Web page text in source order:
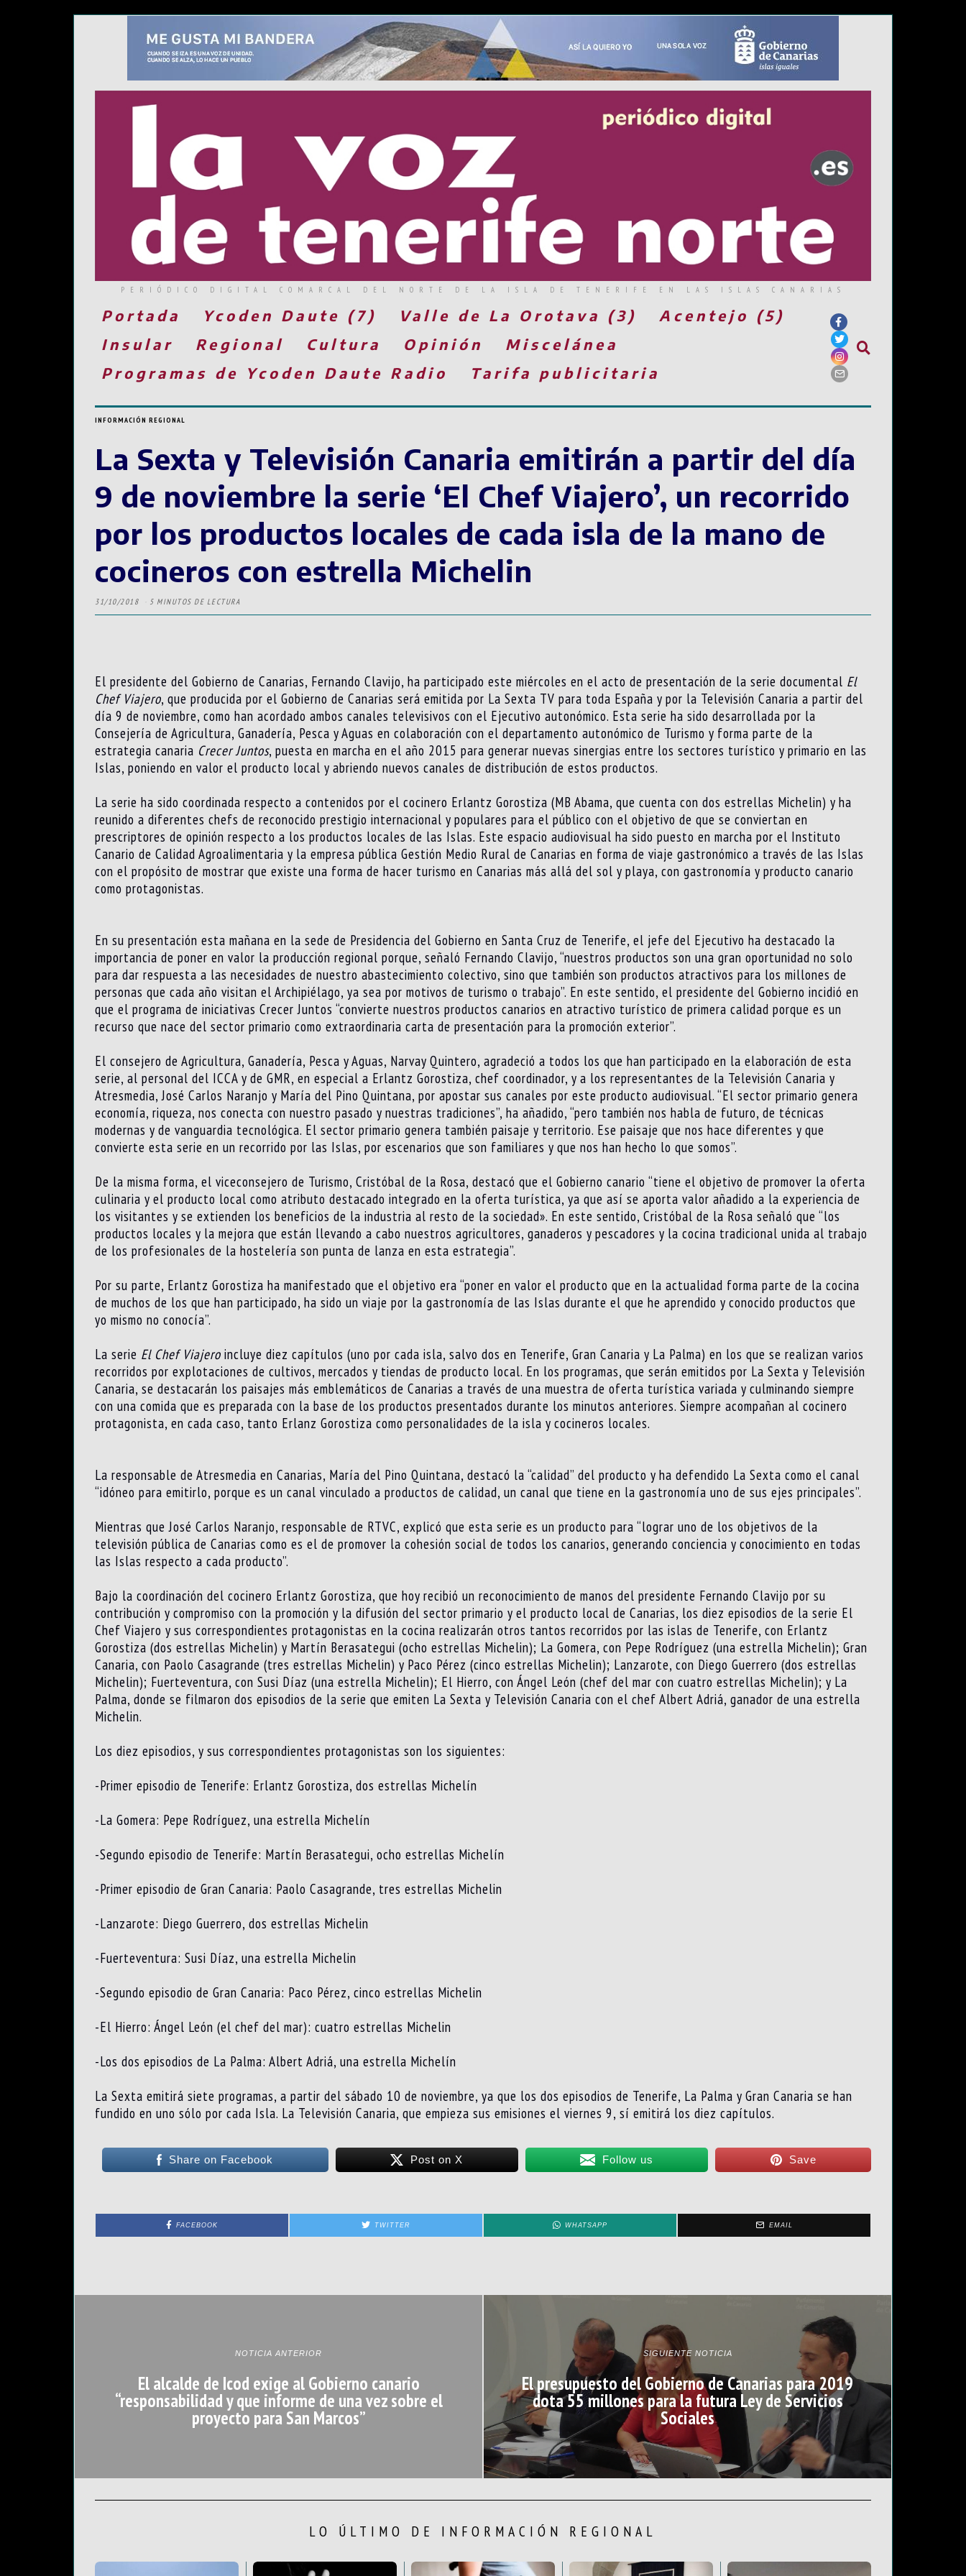
PERIÓDICO DIGITAL COMARCAL DEL NORTE DE LA ISLA DE TENERIFE EN LAS ISLAS CANARIAS
Portada Ycoden Daute (7) Valle de La Orotava (3)
Acentejo (5)
Insular
Regional Cultura Opinión
Miscelánea
Programas de Ycoden Daute Radio
Tarifa publicitaria
INFORMACIÓN REGIONAL
La Sexta y Televisión Canaria emitirán a partir del día
9 de noviembre la serie ‘El Chef Viajero’, un recorrido
por los productos locales de cada isla de la mano de
cocineros con estrella Michelin
31/10/2018 5 MINUTOS DE LECTURA
El presidente del Gobierno de Canarias, Fernando Clavijo, ha participado este miércoles en el acto de presentación de la serie documental El
Chef Viajero, que producida por el Gobierno de Canarias será emitida por La Sexta TV para toda España y por la Televisión Canaria a partir del
día 9 de noviembre, como han acordado ambos canales televisivos con el Ejecutivo autonómico. Esta serie ha sido desarrollada por la
Consejería de Agricultura, Ganadería, Pesca y Aguas en colaboración con el departamento autonómico de Turismo y forma parte de la
estrategia canaria Crecer Juntos, puesta en marcha en el año 2015 para generar nuevas sinergias entre los sectores turístico y primario en las
Islas, poniendo en valor el producto local y abriendo nuevos canales de distribución de estos productos.
La serie ha sido coordinada respecto a contenidos por el cocinero Erlantz Gorostiza (MB Abama, que cuenta con dos estrellas Michelin) y ha
reunido a diferentes chefs de reconocido prestigio internacional y populares para el público con el objetivo de que se conviertan en
prescriptores de opinión respecto a los productos locales de las Islas. Este espacio audiovisual ha sido puesto en marcha por el Instituto
Canario de Calidad Agroalimentaria y la empresa pública Gestión Medio Rural de Canarias en forma de viaje gastronómico a través de las Islas
con el propósito de mostrar que existe una forma de hacer turismo en Canarias más allá del sol y playa, con gastronomía y producto canario
como protagonistas.
En su presentación esta mañana en la sede de Presidencia del Gobierno en Santa Cruz de Tenerife, el jefe del Ejecutivo ha destacado la
importancia de poner en valor la producción regional porque, señaló Fernando Clavijo, “nuestros productos son una gran oportunidad no solo
para dar respuesta a las necesidades de nuestro abastecimiento colectivo, sino que también son productos atractivos para los millones de
personas que cada año visitan el Archipiélago, ya sea por motivos de turismo o trabajo”. En este sentido, el presidente del Gobierno incidió en
que el programa de iniciativas Crecer Juntos “convierte nuestros productos canarios en atractivo turístico de primera calidad porque es un
recurso que nace del sector primario como extraordinaria carta de presentación para la promoción exterior”.
El consejero de Agricultura, Ganadería, Pesca y Aguas, Narvay Quintero, agradeció a todos los que han participado en la elaboración de esta
serie, al personal del ICCA y de GMR, en especial a Erlantz Gorostiza, chef coordinador, y a los representantes de la Televisión Canaria y
Atresmedia, José Carlos Naranjo y María del Pino Quintana, por apostar sus canales por este producto audiovisual. “El sector primario genera
economía, riqueza, nos conecta con nuestro pasado y nuestras tradiciones”, ha añadido, “pero también nos habla de futuro, de técnicas
modernas y de vanguardia tecnológica. El sector primario genera también paisaje y territorio. Ese paisaje que nos hace diferentes y que
convierte esta serie en un recorrido por las Islas, por escenarios que son familiares y que nos han hecho lo que somos”.
De la misma forma, el viceconsejero de Turismo, Cristóbal de la Rosa, destacó que el Gobierno canario “tiene el objetivo de promover la oferta
culinaria y el producto local como atributo destacado integrado en la oferta turística, ya que así se aporta valor añadido a la experiencia de
los visitantes y se extienden los beneficios de la industria al resto de la sociedad». En este sentido, Cristóbal de la Rosa señaló que “los
productos locales y la mejora que están llevando a cabo nuestros agricultores, ganaderos y pescadores y la cocina tradicional unida al trabajo
de los profesionales de la hostelería son punta de lanza en esta estrategia”.
Por su parte, Erlantz Gorostiza ha manifestado que el objetivo era “poner en valor el producto que en la actualidad forma parte de la cocina
de muchos de los que han participado, ha sido un viaje por la gastronomía de las Islas durante el que he aprendido y conocido productos que
yo mismo no conocía”.
La serie El Chef Viajero incluye diez capítulos (uno por cada isla, salvo dos en Tenerife, Gran Canaria y La Palma) en los que se realizan varios
recorridos por explotaciones de cultivos, mercados y tiendas de producto local. En los programas, que serán emitidos por La Sexta y Televisión
Canaria, se destacarán los paisajes más emblemáticos de Canarias a través de una muestra de oferta turística variada y culminando siempre
con una comida que es preparada con la base de los productos presentados durante los minutos anteriores. Siempre acompañan al cocinero
protagonista, en cada caso, tanto Erlanz Gorostiza como personalidades de la isla y cocineros locales.
La responsable de Atresmedia en Canarias, María del Pino Quintana, destacó la “calidad” del producto y ha defendido La Sexta como el canal
“idóneo para emitirlo, porque es un canal vinculado a productos de calidad, un canal que tiene en la gastronomía uno de sus ejes principales”.
Mientras que José Carlos Naranjo, responsable de RTVC, explicó que esta serie es un producto para “lograr uno de los objetivos de la
televisión pública de Canarias como es el de promover la cohesión social de todos los canarios, generando conciencia y conocimiento en todas
las Islas respecto a cada producto”.
Bajo la coordinación del cocinero Erlantz Gorostiza, que hoy recibió un reconocimiento de manos del presidente Fernando Clavijo por su
contribución y compromiso con la promoción y la difusión del sector primario y el producto local de Canarias, los diez episodios de la serie El
Chef Viajero y sus correspondientes protagonistas en la cocina realizarán otros tantos recorridos por las islas de Tenerife, con Erlantz
Gorostiza (dos estrellas Michelin) y Martín Berasategui (ocho estrellas Michelin); La Gomera, con Pepe Rodríguez (una estrella Michelin); Gran
Canaria, con Paolo Casagrande (tres estrellas Michelin) y Paco Pérez (cinco estrellas Michelin); Lanzarote, con Diego Guerrero (dos estrellas
Michelin); Fuerteventura, con Susi Díaz (una estrella Michelin); El Hierro, con Ángel León (chef del mar con cuatro estrellas Michelin); y La
Palma, donde se filmaron dos episodios de la serie que emiten La Sexta y Televisión Canaria con el chef Albert Adriá, ganador de una estrella
Michelin.
Los diez episodios, y sus correspondientes protagonistas son los siguientes:
-Primer episodio de Tenerife: Erlantz Gorostiza, dos estrellas Michelín
-La Gomera: Pepe Rodríguez, una estrella Michelín
-Segundo episodio de Tenerife: Martín Berasategui, ocho estrellas Michelín
-Primer episodio de Gran Canaria: Paolo Casagrande, tres estrellas Michelin
-Lanzarote: Diego Guerrero, dos estrellas Michelin
-Fuerteventura: Susi Díaz, una estrella Michelin
-Segundo episodio de Gran Canaria: Paco Pérez, cinco estrellas Michelin
-El Hierro: Ángel León (el chef del mar): cuatro estrellas Michelin
-Los dos episodios de La Palma: Albert Adriá, una estrella Michelín​
La Sexta emitirá siete programas, a partir del sábado 10 de noviembre, ya que los dos episodios de Tenerife, La Palma y Gran Canaria se han
fundido en uno sólo por cada Isla. La Televisión Canaria, que empieza sus emisiones el viernes 9, sí emitirá los diez capítulos.
Share on Facebook Post on X Follow us Save
FACEBOOK TWITTER WHATSAPP EMAIL
NOTICIA ANTERIOR
El alcalde de Icod exige al Gobierno canario
“responsabilidad y que informe de una vez sobre el
proyecto para San Marcos”
SIGUIENTE NOTICIA
El presupuesto del Gobierno de Canarias para 2019
dota 55 millones para la futura Ley de Servicios
Sociales
LO ÚLTIMO DE INFORMACIÓN REGIONAL